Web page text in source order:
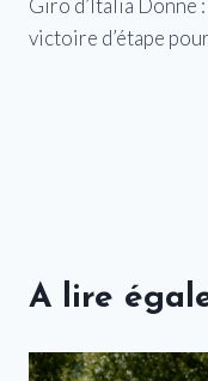
de
Giro d’Italia Donne
victoire d’étape
A lire